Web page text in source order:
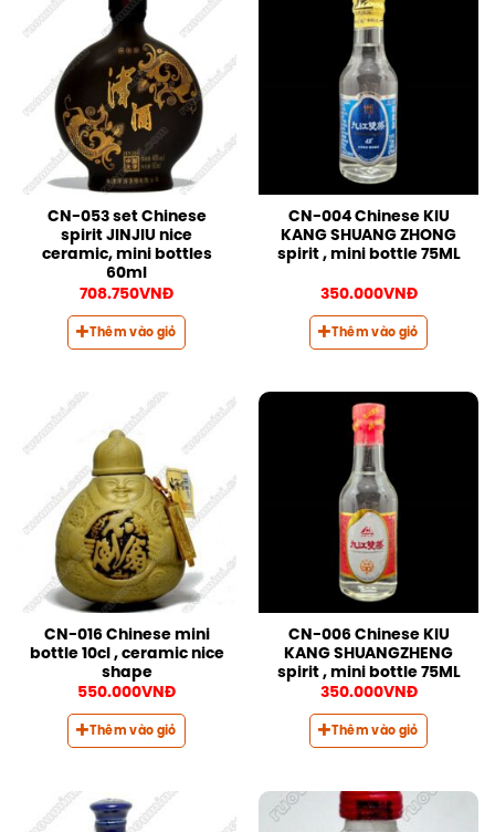
CN-053 set Chinese
spirit JINJIU nice
ceramic, mini bottles
60ml
708.750VNĐ
Thêm vào giỏ
CN-004 Chinese KIU
KANG SHUANG ZHONG
spirit , mini bottle 75ML
350.000VNĐ
Thêm vào giỏ
CN-016 Chinese mini
bottle 10cl , ceramic nice
shape
550.000VNĐ
Thêm vào giỏ
CN-006 Chinese KIU
KANG SHUANGZHENG
spirit , mini bottle 75ML
350.000VNĐ
Thêm vào giỏ